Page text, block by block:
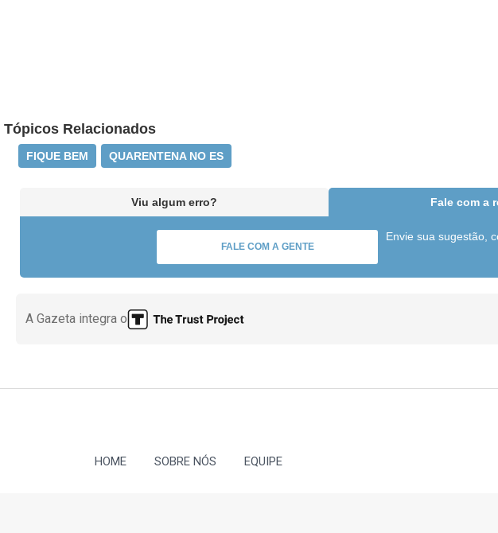
Tópicos Relacionados
FIQUE BEM QUARENTENA NO ES
Viu algum erro? Fale com a
FALE COM A GENTE
Envie sua sugestão,
A Gazeta integra o
HOME SOBRE NÓS EQUIPE